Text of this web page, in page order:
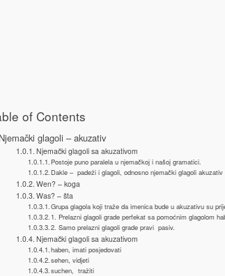
of Contents
Njemački glagoli – akuzativ
Njemački glagoli sa akuzativom
Postoje puno paralela u njemačkoj i našoj gramatici.
Dakle – padeži i glagoli, odnosno njemački glagoli akuzativ
Wen? – koga
Was? – šta
Grupa glagola koji traže da imenica bude u akuzativu su
1. Prelazni glagoli grade perfekat sa pomoćnim glagolom
2. Samo prelazni glagoli grade pravi pasiv.
Njemački glagoli sa akuzativom
haben, imati posjedovati
sehen, vidjeti
suchen, tražiti